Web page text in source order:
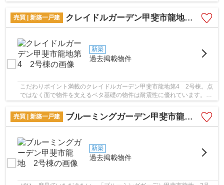
内が新築戸建ての特徴です。省エネルギー対策...
売買 | 新築一戸建
クレイドルガーデン甲斐市龍地第4 2号棟
新築
過去掲載物件
こだわりポイント満載のクレイドルガーデン甲斐市龍地第4 2号棟。点
ではなく面で物件を支えるベタ基礎の物件は耐震性に優れています。安
心の前面道路6m以上の条件を備えております。...
売買 | 新築一戸建
ブルーミングガーデン甲斐市龍地 2号棟
新築
過去掲載物件